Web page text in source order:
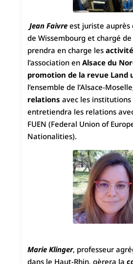
Jean Faivreest juriste auprès
de Wissembourg et chargé
prendra en charge les
l’association enAlsace du
promotion de la revue Land
l’ensemble de l’Alsace-
relations avec les institutions
entretiendra les relations
FUEN (Federal Union of
Nationalities).
Marie Klinger, professeur
dans le Haut-Rhin, gèrera la